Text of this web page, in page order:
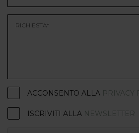
ACCONSENTO ALLA PRIVACY
ISCRIVITI ALLA NEWSLETTER